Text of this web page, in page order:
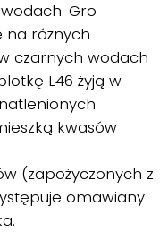
Gro
na różnych
czarnych wodach
L46 żyją w
kwasów
(zapożyczonych z
omawiany